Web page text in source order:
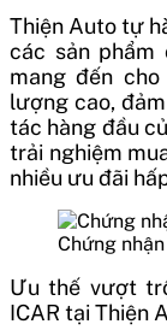
Thiện Auto tự
các sản phẩm
mang đến
lượng cao,
tác hàng đầu
trải nghiệm
nhiều ưu đãi
Chứng
Ưu thế vượt
ICAR tại Thiện